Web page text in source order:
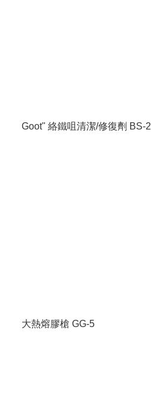
Goot" 絡鐵咀清潔/修復劑 BS-2
大熱熔膠槍 GG-5